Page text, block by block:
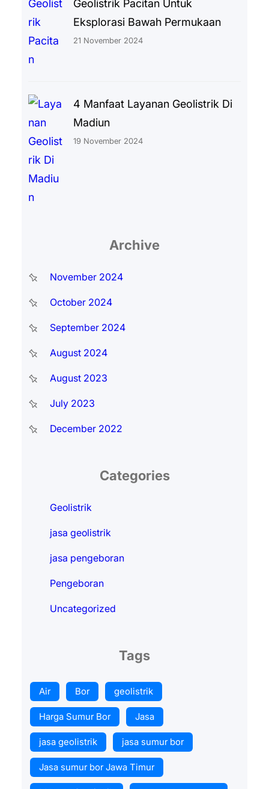
Geolistrik Pacitan Untuk
Eksplorasi Bawah Permukaan
21 November 2024
4 Manfaat Layanan Geolistrik Di
Madiun
19 November 2024
Archive
November 2024
October 2024
September 2024
August 2024
August 2023
July 2023
December 2022
Categories
Geolistrik
jasa geolistrik
jasa pengeboran
Pengeboran
Uncategorized
Tags
Air Bor geolistrik
Harga Sumur Bor Jasa
jasa geolistrik jasa sumur bor
Jasa sumur bor Jawa Timur